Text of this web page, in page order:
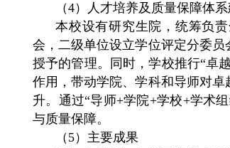
（4）人才培养及质量保障体
本校设有研究生院，统筹负
会，二级单位设立学位评定分委
授予的管理。同时，学校推行“卓
作用，带动学院、学科和导师对
升。通过“导师+学院+学校+学术
与质量保障。
（5）主要成果